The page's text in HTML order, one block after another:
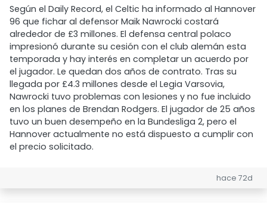
Según el Daily Record, el Celtic ha informado al Hannover
96 que fichar al defensor Maik Nawrocki costará
alrededor de £3 millones. El defensa central polaco
impresionó durante su cesión con el club alemán esta
temporada y hay interés en completar un acuerdo por
el jugador. Le quedan dos años de contrato. Tras su
llegada por £4.3 millones desde el Legia Varsovia,
Nawrocki tuvo problemas con lesiones y no fue incluido
en los planes de Brendan Rodgers. El jugador de 25 años
tuvo un buen desempeño en la Bundesliga 2, pero el
Hannover actualmente no está dispuesto a cumplir con
el precio solicitado.
hace 72d